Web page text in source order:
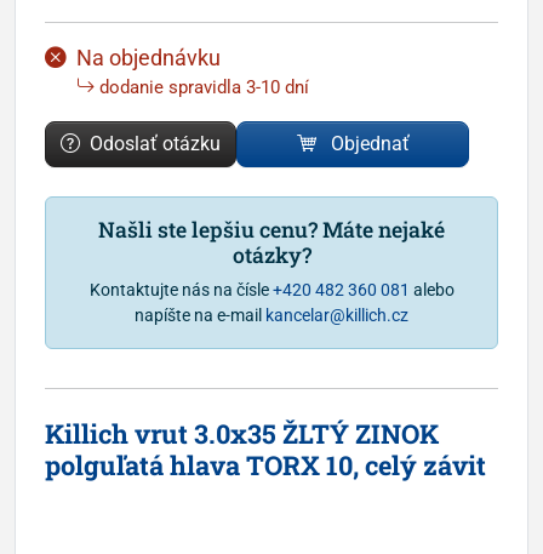
Na objednávku
dodanie spravidla 3-10 dní
Odoslať otázku Objednať
Našli ste lepšiu cenu? Máte nejaké
otázky?
Kontaktujte nás na čísle+420 482 360 081 alebo
napíšte na e-mail kancelar@killich.cz
Killich vrut 3.0x35 ŽLTÝ ZINOK
polguľatá hlava TORX 10, celý závit